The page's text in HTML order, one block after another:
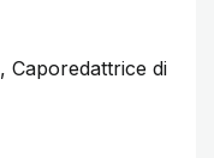
, Caporedattrice di